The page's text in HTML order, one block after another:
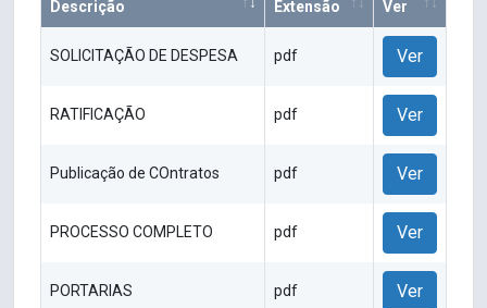
Descrição Extensão Ver
SOLICITAÇÃO DE DESPESA pdf Ver
RATIFICAÇÃO pdf Ver
Publicação de COntratos pdf Ver
PROCESSO COMPLETO pdf Ver
PORTARIAS pdf Ver